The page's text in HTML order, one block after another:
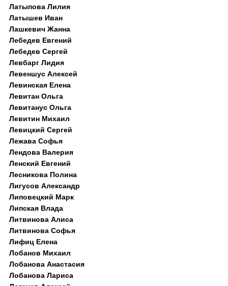
Латыпова Лилия
Латышев Иван
Лашкевич Жанна
Лебедев Евгений
Лебедев Сергей
Левбарг Лидия
Левеншус Алексей
Левинская Елена
Левитан Ольга
Левитанус Ольга
Левитин Михаил
Левицкий Сергей
Лежава Софья
Лендова Валерия
Ленский Евгений
Лесникова Полина
Лигусов Александр
Липовецкий Марк
Липская Влада
Литвинова Алиса
Литвинова Софья
Лифиц Елена
Лобанов Михаил
Лобанова Анастасия
Лобанова Лариса